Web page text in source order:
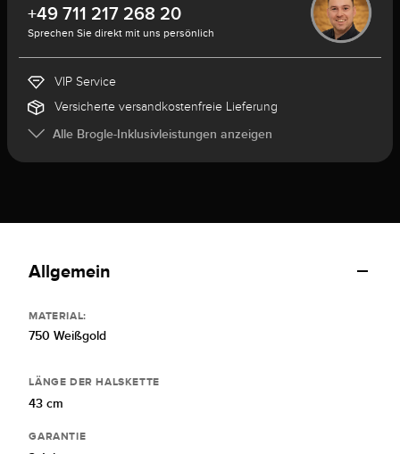
+49 711 217 268 20
Sprechen Sie direkt mit uns persönlich
VIP Service
Versicherte versandkostenfreie Lieferung
Alle Brogle-Inklusivleistungen anzeigen
Allgemein
MATERIAL:
750 Weißgold
LÄNGE DER HALSKETTE
43 cm
GARANTIE